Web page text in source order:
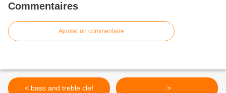
Commentaires
Ajouter un commentaire
< bass and treble clef . >